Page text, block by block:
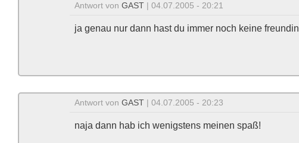
Antwort von GAST | 04.07.2005 - 20:21
ja genau nur dann hast du immer noch keine freundin
Antwort von GAST | 04.07.2005 - 20:23
naja dann hab ich wenigstens meinen spaß!